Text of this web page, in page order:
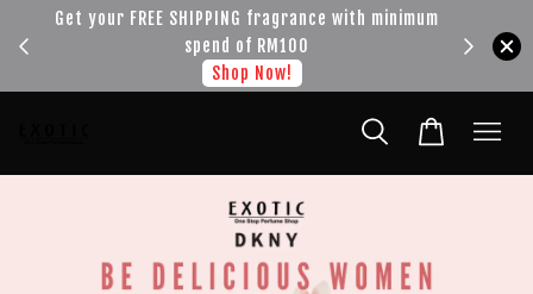
Get your FREE SHIPPING fragrance with minimum
spend of RM100
Shop Now!